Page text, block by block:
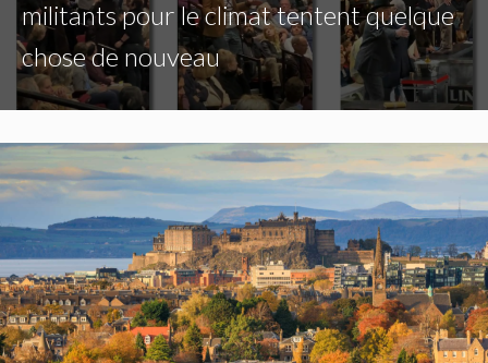
militants pour le climat tentent quelque
chose de nouveau